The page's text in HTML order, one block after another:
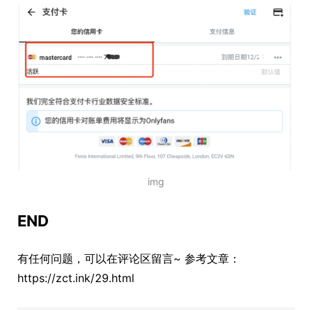
img
END
有任何问题，可以在评论区留言~ 参考文章：
https://zct.ink/29.html